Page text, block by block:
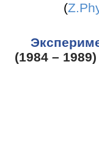
(
(1984 – 1989)